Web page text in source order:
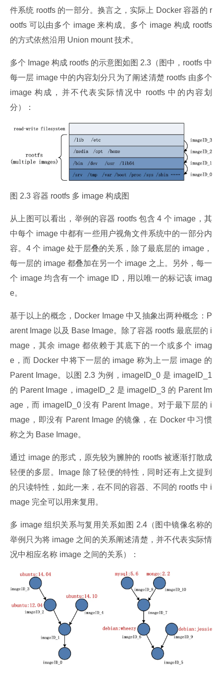
件系统 rootfs 的一部分。换言之，实际上 Docker 容器的 r
ootfs 可以由多个 image 来构成。多个 image 构成 rootfs
的方式依然沿用 Union mount 技术。
多个 Image 构成 rootfs 的示意图如图 2.3（图中，rootfs 中
每一层 image 中的内容划分只为了阐述清楚 rootfs 由多个
image 构成，并不代表实际情况中 rootfs 中的内容划
分）：
图 2.3 容器 rootfs 多 image 构成图
从上图可以看出，举例的容器 rootfs 包含 4 个 image，其
中每个 image 中都有一些用户视角文件系统中的一部分内
容。4 个 image 处于层叠的关系，除了最底层的 image，
每一层的 image 都叠加在另一个 image 之上。另外，每一
个 image 均含有一个 image ID，用以唯一的标记该 imag
e。
基于以上的概念，Docker Image 中又抽象出两种概念：P
arent Image 以及 Base Image。除了容器 rootfs 最底层的 i
mage，其余 image 都依赖于其底下的一个或多个 imag
e，而 Docker 中将下一层的 image 称为上一层 image 的
Parent Image。以图 2.3 为例，imageID_0 是 imageID_1
的 Parent Image，imageID_2 是 imageID_3 的 Parent Im
age，而 imageID_0 没有 Parent Image。对于最下层的 i
mage，即没有 Parent Image 的镜像，在 Docker 中习惯
称之为 Base Image。
通过 image 的形式，原先较为臃肿的 rootfs 被逐渐打散成
轻便的多层。Image 除了轻便的特性，同时还有上文提到
的只读特性，如此一来，在不同的容器、不同的 rootfs 中 i
mage 完全可以用来复用。
多 image 组织关系与复用关系如图 2.4（图中镜像名称的
举例只为将 image 之间的关系阐述清楚，并不代表实际情
况中相应名称 image 之间的关系）：